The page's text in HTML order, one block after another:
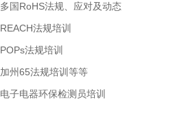
多国RoHS法规、应对及动态
REACH法规培训
POPs法规培训
加州65法规培训等等
电子电器环保检测员培训